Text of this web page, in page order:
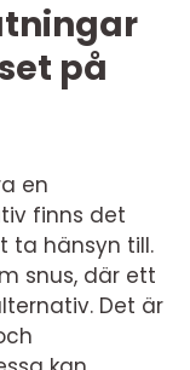
på
en
finns det
ta hänsyn till.
snus, där ett
Det är